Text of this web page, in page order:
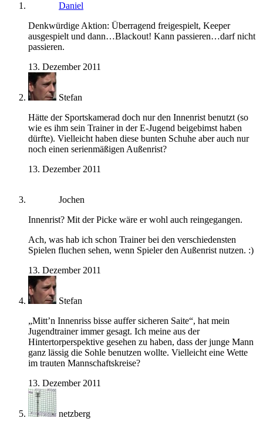
Daniel
Denkwürdige Aktion: Überragend freigespielt, Keeper
ausgespielt und dann…Blackout! Kann passieren…darf nicht
passieren.
13. Dezember 2011
Stefan
Hätte der Sportskamerad doch nur den Innenrist benutzt (so
wie es ihm sein Trainer in der E-Jugend beigebimst haben
dürfte). Vielleicht haben diese bunten Schuhe aber auch nur
noch einen serienmäßigen Außenrist?
13. Dezember 2011
Jochen
Innenrist? Mit der Picke wäre er wohl auch reingegangen.
Ach, was hab ich schon Trainer bei den verschiedensten
Spielen fluchen sehen, wenn Spieler den Außenrist nutzen. :)
13. Dezember 2011
Stefan
„Mitt’n Innenriss bisse auffer sicheren Saite“, hat mein
Jugendtrainer immer gesagt. Ich meine aus der
Hintertorperspektive gesehen zu haben, dass der junge Mann
ganz lässig die Sohle benutzen wollte. Vielleicht eine Wette
im trauten Mannschaftskreise?
13. Dezember 2011
netzberg